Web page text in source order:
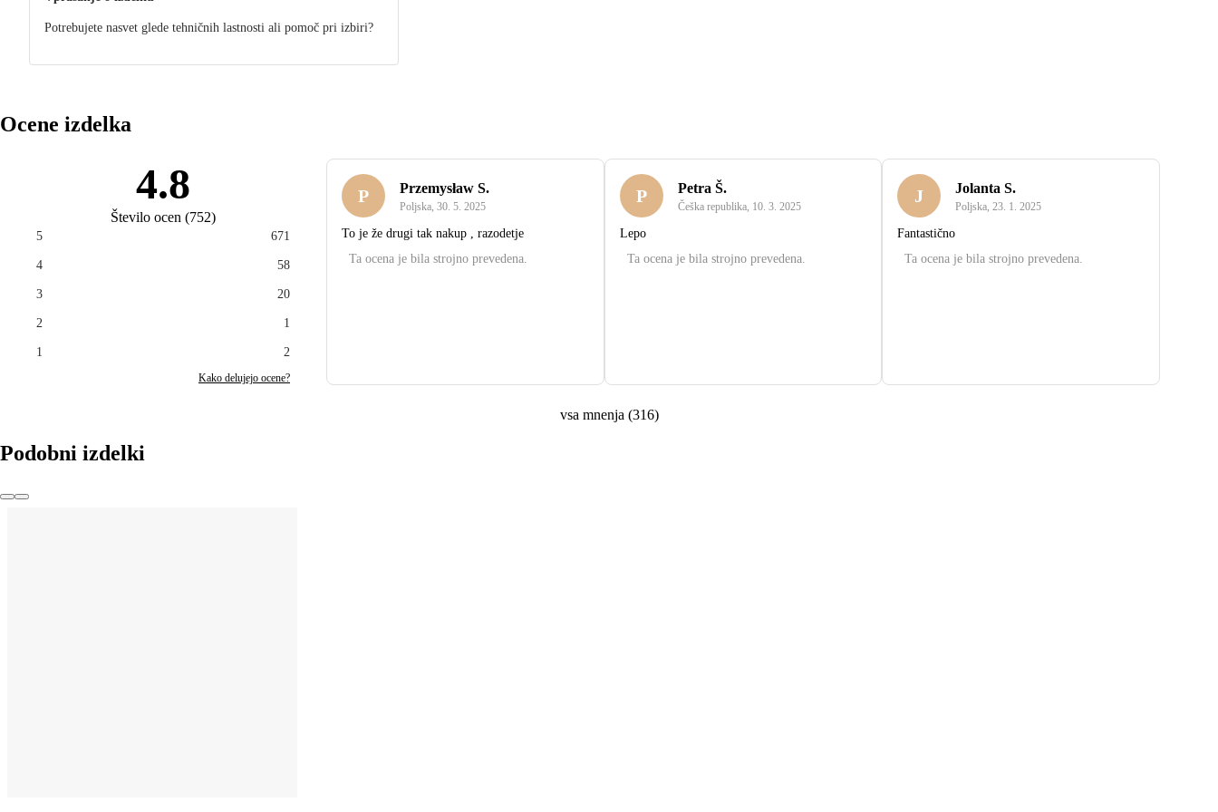
Potrebujete nasvet glede tehničnih lastnosti ali pomoč pri izbiri?
Ocene izdelka
4.8
Število ocen (752)
5 671
4 58
3 20
2 1
1 2
Kako delujejo ocene?
P Przemysław S.
Poljska, 30. 5. 2025
To je že drugi tak nakup , razodetje
Ta ocena je bila strojno prevedena.
P Petra Š.
Češka republika, 10. 3. 2025
Lepo
Ta ocena je bila strojno prevedena.
J Jolanta S.
Poljska,23. 1. 2025
Fantastično
Ta ocena je bila strojno prevedena.
vsa mnenja (316)
Podobni izdelki